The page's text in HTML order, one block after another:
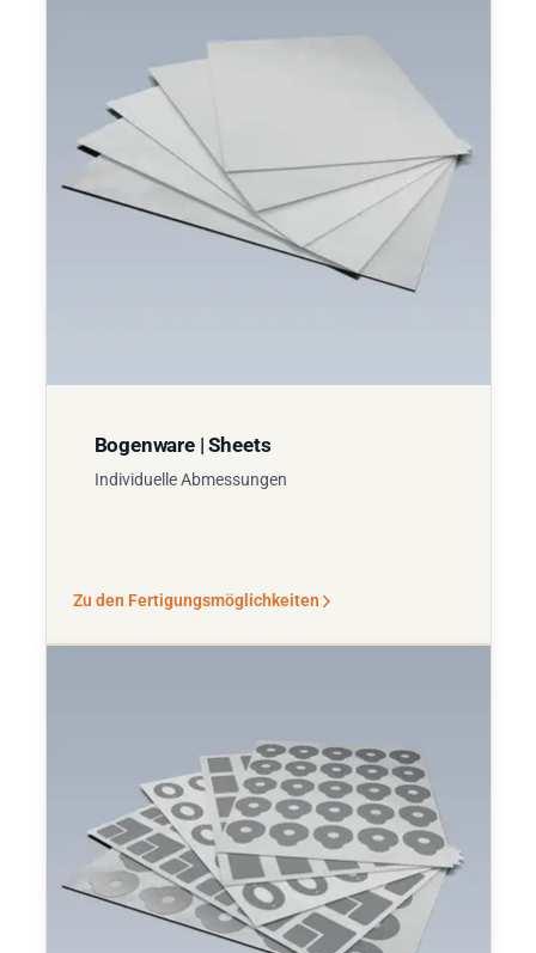
Bogenware | Sheets
Individuelle Abmessungen
Zu den Fertigungsmöglichkeiten